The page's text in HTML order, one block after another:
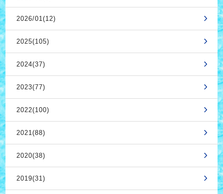
2026/01(12)
2025(105)
2024(37)
2023(77)
2022(100)
2021(88)
2020(38)
2019(31)